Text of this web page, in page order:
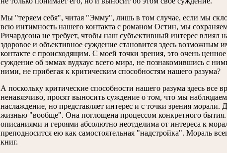
Мы "теряем себя", читая "Эмму", лишь в том случае, если мы
всю интимность нашего контакта с романом Остин, мы
Ричардсона не требует, чтобы наш субъективный интерес
здоровое и объективное суждение становится здесь возможным
контакте с происходящим. С моей точки зрения, это очень
суждение об эммах вудхаус всего мира, не познакомившись с
ними, не прибегая к критическим способностям нашего разума?
А поскольку критические способности нашего разума здесь все
ненавязчиво, просят выносить суждение о том, что мы
наслаждение, но представляет интерес и с точки зрения
жизнью "вообще". Она поглощена процессом конкретного бытия.
описаниями и героями абсолютно неотделима от интереса к
преподносится ею как самостоятельная "надстройка". Мораль
книг.